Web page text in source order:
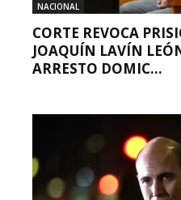
NACIONAL
CORTE REVOCA
JOAQUÍN LAVÍN
ARRESTO DOMIC...